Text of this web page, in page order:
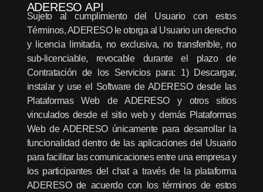
ADERESO API
Sujeto al cumplimiento del Usuario con estos
Términos, ADERESO le otorga al Usuario un derecho
y licencia limitada, no exclusiva, no transferible, no
sub-licenciable, revocable durante el plazo de
Contratación de los Servicios para: 1) Descargar,
instalar y use el Software de ADERESO desde las
Plataformas Web de ADERESO y otros sitios
vinculados desde el sitio web y demás Plataformas
Web de ADERESO únicamente para desarrollar la
funcionalidad dentro de las aplicaciones del Usuario
para facilitar las comunicaciones entre una empresa y
los participantes del chat a través de la plataforma
ADERESO de acuerdo con los términos de estos